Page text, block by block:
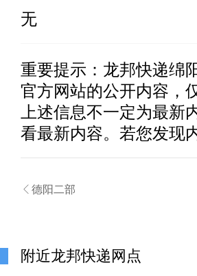
无
重要提示： 龙邦快递绵
官方网站的公开内容，
上述信息不一定为最新
看最新内容。若您发现
 德阳二部
附近龙邦快递网点